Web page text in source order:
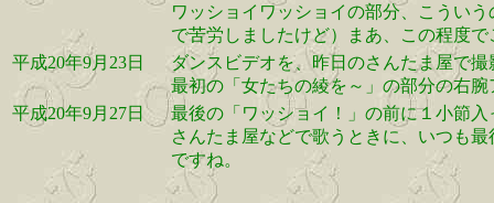
ワッショイワッショイの部分、こうい
で苦労しましたけど）まあ、この程度で
平成20年9月23日
ダンスビデオを、昨日のさんたま屋で
最初の「女たちの綾を～」の部分の右
平成20年9月27日
最後の「ワッショイ！」の前に１小節
さんたま屋などで歌うときに、いつも
ですね。